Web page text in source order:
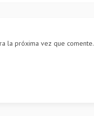
la próxima vez que comente.